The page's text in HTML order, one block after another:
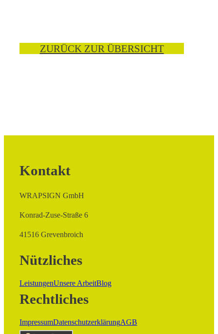
ZURÜCK ZUR ÜBERSICHT
Kontakt
WRAPSIGN GmbH
Konrad-Zuse-Straße 6
41516 Grevenbroich
Nützliches
LeistungenUnsere ArbeitBlog
Rechtliches
ImpressumDatenschutzerklärungAGB